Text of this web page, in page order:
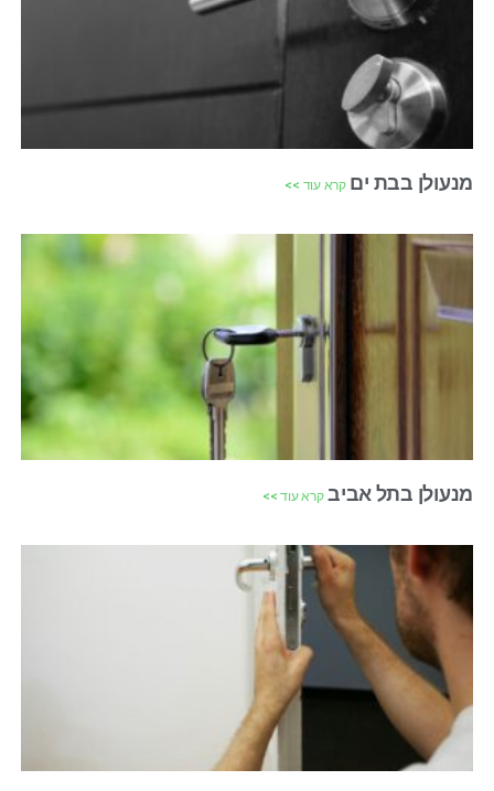
מנעולן בבת יםקרא עוד >>
מנעולן בתל אביבקרא עוד >>